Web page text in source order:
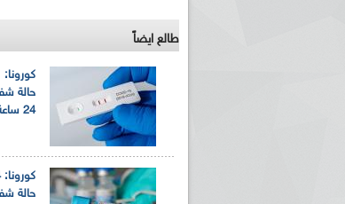
طالع ايضاً
24 ساعة الأخيرة في الجزائر